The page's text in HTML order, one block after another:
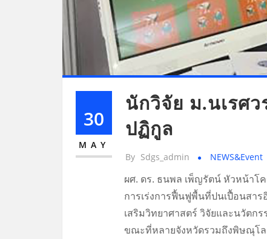
30
MAY
นักวิจัย ม.นเรศว
ปฏิกูล
By Sdgs_admin NEWS&Event
ผศ. ดร. ธนพล เพ็ญรัตน์ หัวหน้าโ
การเร่งการฟื้นฟูพื้นที่ปนเปื้อนสา
เสริมวิทยาศาสตร์ วิจัยและนวัตก
ขณะที่หลายจังหวัดรวมถึงพิษณุโล